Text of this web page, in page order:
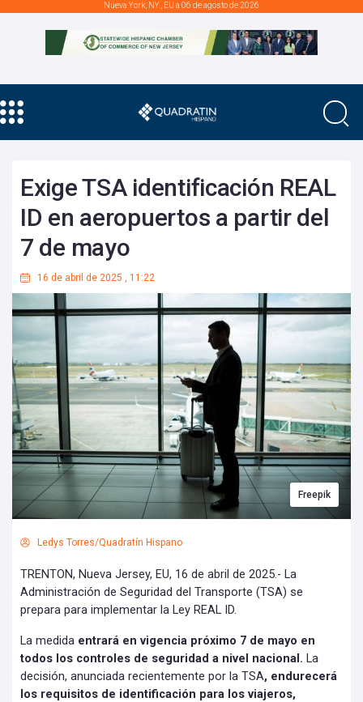
Nueva York, NY., EU a 06 de agosto de 2026
Exige TSA identificación REAL
ID en aeropuertos a partir del
7 de mayo
16 de abril de 2025 , 11:22
Freepik
Ledys Torres/Quadratín Hispano
TRENTON, Nueva Jersey, EU, 16 de abril de 2025.- La
Administración de Seguridad del Transporte (TSA) se
prepara para implementar la Ley REAL ID.
La medida entrará en vigencia próximo 7 de mayo en
todos los controles de seguridad a nivel nacional. La
decisión, anunciada recientemente por la TSA, endurecerá
los requisitos de identificación para los viajeros,